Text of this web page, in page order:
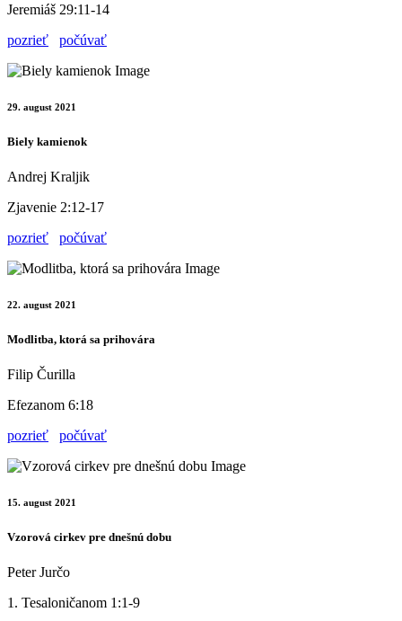
Jeremiáš 29:11-14
pozrieť
počúvať
29. august 2021
Biely kamienok
Andrej Kraljik
Zjavenie 2:12-17
pozrieť
počúvať
22. august 2021
Modlitba, ktorá sa prihovára
Filip Čurilla
Efezanom 6:18
pozrieť
počúvať
15. august 2021
Vzorová cirkev pre dnešnú dobu
Peter Jurčo
1. Tesaloničanom 1:1-9